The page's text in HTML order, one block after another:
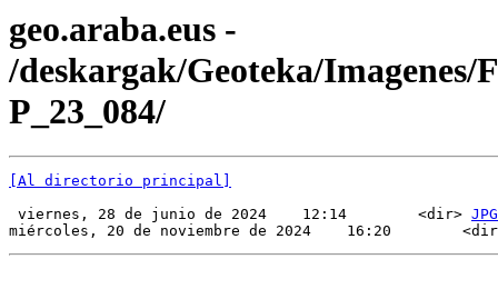
geo.araba.eus -
/deskargak/Geoteka/Imagenes/
P_23_084/
[Al directorio principal]
viernes, 28 de junio de 2024    12:14        <dir> JPG
miércoles, 20 de noviembre de 2024    16:20